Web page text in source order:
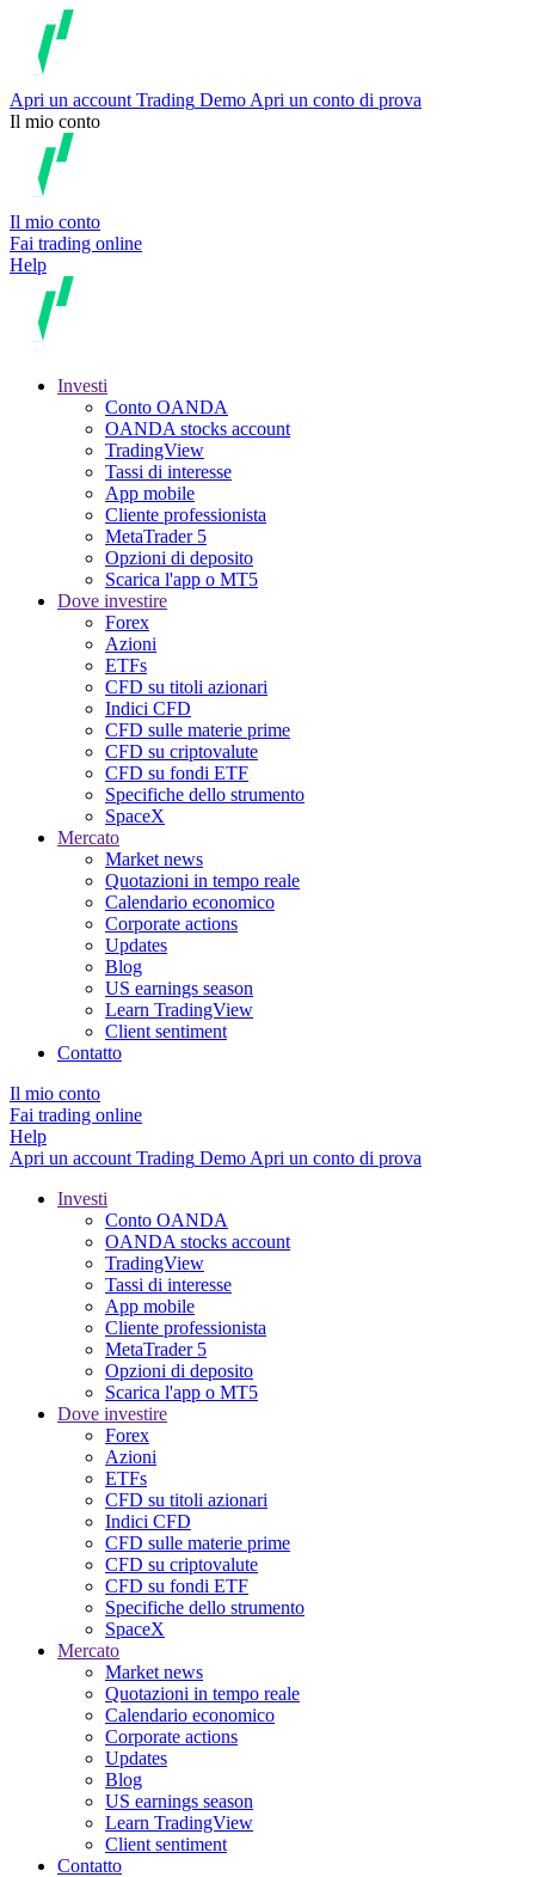
Apri un account Trading Demo Apri un conto di prova
Il mio conto
Il mio conto
Fai trading online
Help
Investi
Conto OANDA
OANDA stocks account
TradingView
Tassi di interesse
App mobile
Cliente professionista
MetaTrader 5
Opzioni di deposito
Scarica l'app o MT5
Dove investire
Forex
Azioni
ETFs
CFD su titoli azionari
Indici CFD
CFD sulle materie prime
CFD su criptovalute
CFD su fondi ETF
Specifiche dello strumento
SpaceX
Mercato
Market news
Quotazioni in tempo reale
Calendario economico
Corporate actions
Updates
Blog
US earnings season
Learn TradingView
Client sentiment
Contatto
Il mio conto
Fai trading online
Help
Apri un account Trading Demo Apri un conto di prova
Investi
Conto OANDA
OANDA stocks account
TradingView
Tassi di interesse
App mobile
Cliente professionista
MetaTrader 5
Opzioni di deposito
Scarica l'app o MT5
Dove investire
Forex
Azioni
ETFs
CFD su titoli azionari
Indici CFD
CFD sulle materie prime
CFD su criptovalute
CFD su fondi ETF
Specifiche dello strumento
SpaceX
Mercato
Market news
Quotazioni in tempo reale
Calendario economico
Corporate actions
Updates
Blog
US earnings season
Learn TradingView
Client sentiment
Contatto